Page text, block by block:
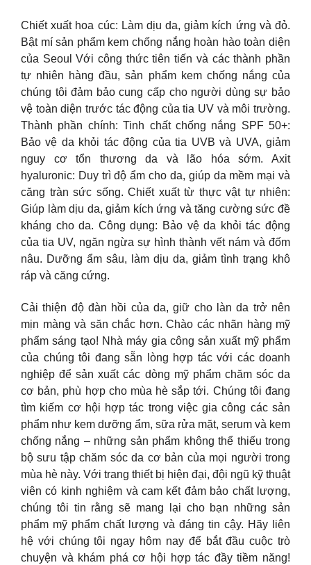
Chiết xuất hoa cúc: Làm dịu da, giảm kích ứng và đỏ.
Bật mí sản phẩm kem chống nắng hoàn hào toàn diện
của Seoul Với công thức tiên tiến và các thành phần
tự nhiên hàng đầu, sản phẩm kem chống nắng của
chúng tôi đảm bảo cung cấp cho người dùng sự bảo
vệ toàn diện trước tác động của tia UV và môi trường.
Thành phần chính: Tinh chất chống nắng SPF 50+:
Bảo vệ da khỏi tác động của tia UVB và UVA, giảm
nguy cơ tổn thương da và lão hóa sớm. Axit
hyaluronic: Duy trì độ ẩm cho da, giúp da mềm mại và
căng tràn sức sống. Chiết xuất từ thực vật tự nhiên:
Giúp làm dịu da, giảm kích ứng và tăng cường sức đề
kháng cho da. Công dụng: Bảo vệ da khỏi tác động
của tia UV, ngăn ngừa sự hình thành vết nám và đốm
nâu. Dưỡng ẩm sâu, làm dịu da, giảm tình trạng khô
ráp và căng cứng.
Cải thiện độ đàn hồi của da, giữ cho làn da trở nên
mịn màng và săn chắc hơn. Chào các nhãn hàng mỹ
phẩm sáng tạo! Nhà máy gia công sản xuất mỹ phẩm
của chúng tôi đang sẵn lòng hợp tác với các doanh
nghiệp để sản xuất các dòng mỹ phẩm chăm sóc da
cơ bản, phù hợp cho mùa hè sắp tới. Chúng tôi đang
tìm kiếm cơ hội hợp tác trong việc gia công các sản
phẩm như kem dưỡng ẩm, sữa rửa mặt, serum và kem
chống nắng – những sản phẩm không thể thiếu trong
bộ sưu tập chăm sóc da cơ bản của mọi người trong
mùa hè này. Với trang thiết bị hiện đại, đội ngũ kỹ thuật
viên có kinh nghiệm và cam kết đảm bảo chất lượng,
chúng tôi tin rằng sẽ mang lại cho bạn những sản
phẩm mỹ phẩm chất lượng và đáng tin cậy. Hãy liên
hệ với chúng tôi ngay hôm nay để bắt đầu cuộc trò
chuyện và khám phá cơ hội hợp tác đầy tiềm năng!